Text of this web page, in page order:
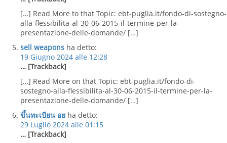
[…] Read More to that Topic: ebt-puglia.it/fondo-di-sostegno-
alla-flessibilita-al-30-06-2015-il-termine-per-la-
presentazione-delle-domande/ […]
sell weapons ha detto:
19 Giugno 2024 alle 12:28
… [Trackback]
[…] Read More on that Topic: ebt-puglia.it/fondo-di-
sostegno-alla-flessibilita-al-30-06-2015-il-termine-per-la-
presentazione-delle-domande/ […]
ขึ้นทะเบียน อย ha detto:
29 Luglio 2024 alle 01:15
… [Trackback]